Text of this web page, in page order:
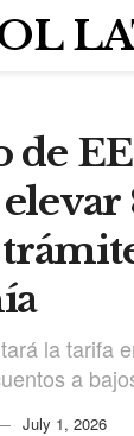
de
la tarifa
a
July 1, 2026